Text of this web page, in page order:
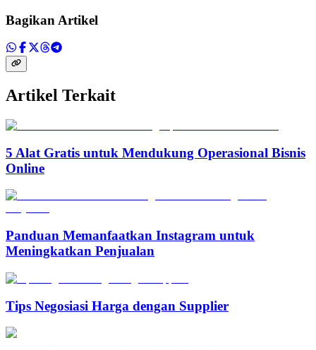
Bagikan Artikel
Artikel Terkait
5 Alat Gratis untuk Mendukung Operasional Bisnis
Online
Panduan Memanfaatkan Instagram untuk
Meningkatkan Penjualan
Tips Negosiasi Harga dengan Supplier